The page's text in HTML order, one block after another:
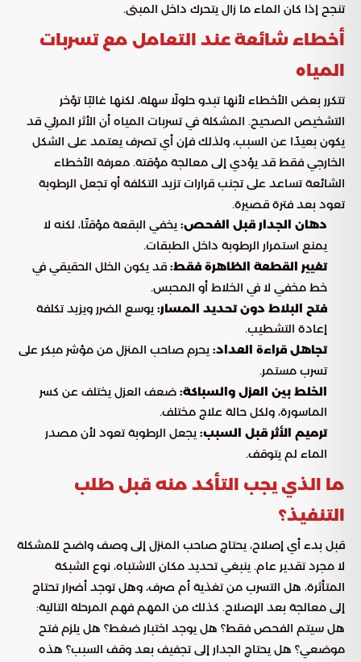
تنجح إذا كان الماء ما زال يتحرك داخل المبنى.
أخطاء شائعة عند التعامل مع تسربات
المياه
تتكرر بعض الأخطاء لأنها تبدو حلولًا سهلة، لكنها غالبًا تؤخر
التشخيص الصحيح. المشكلة في تسربات المياه أن الأثر المرئي قد
يكون بعيدًا عن السبب، ولذلك فإن أي تصرف يعتمد على الشكل
الخارجي فقط قد يؤدي إلى معالجة مؤقتة. معرفة الأخطاء
الشائعة تساعد على تجنب قرارات تزيد التكلفة أو تجعل الرطوبة
تعود بعد فترة قصيرة.
دهان الجدار قبل الفحص: يخفي البقعة مؤقتًا، لكنه لا
يمنع استمرار الرطوبة داخل الطبقات.
تغيير القطعة الظاهرة فقط: قد يكون الخلل الحقيقي في
خط مخفي لا في الخلاط أو المحبس.
فتح البلاط دون تحديد المسار: يوسع الضرر ويزيد تكلفة
إعادة التشطيب.
تجاهل قراءة العداد: يحرم صاحب المنزل من مؤشر مبكر على
تسرب مستمر.
الخلط بين العزل والسباكة: ضعف العزل يختلف عن كسر
الماسورة، ولكل حالة علاج مختلف.
ترميم الأثر قبل السبب: يجعل الرطوبة تعود لأن مصدر
الماء لم يتوقف.
ما الذي يجب التأكد منه قبل طلب
التنفيذ؟
قبل بدء أي إصلاح، يحتاج صاحب المنزل إلى وصف واضح للمشكلة
لا مجرد تقدير عام. ينبغي تحديد مكان الاشتباه، نوع الشبكة
المتأثرة، هل التسرب من تغذية أم صرف، وهل توجد أضرار تحتاج
إلى معالجة بعد الإصلاح. كذلك من المهم فهم المرحلة التالية:
هل سيتم الفحص فقط؟ هل يوجد اختبار ضغط؟ هل يلزم فتح
موضعي؟ هل يحتاج الجدار إلى تجفيف بعد وقف السبب؟ هذه